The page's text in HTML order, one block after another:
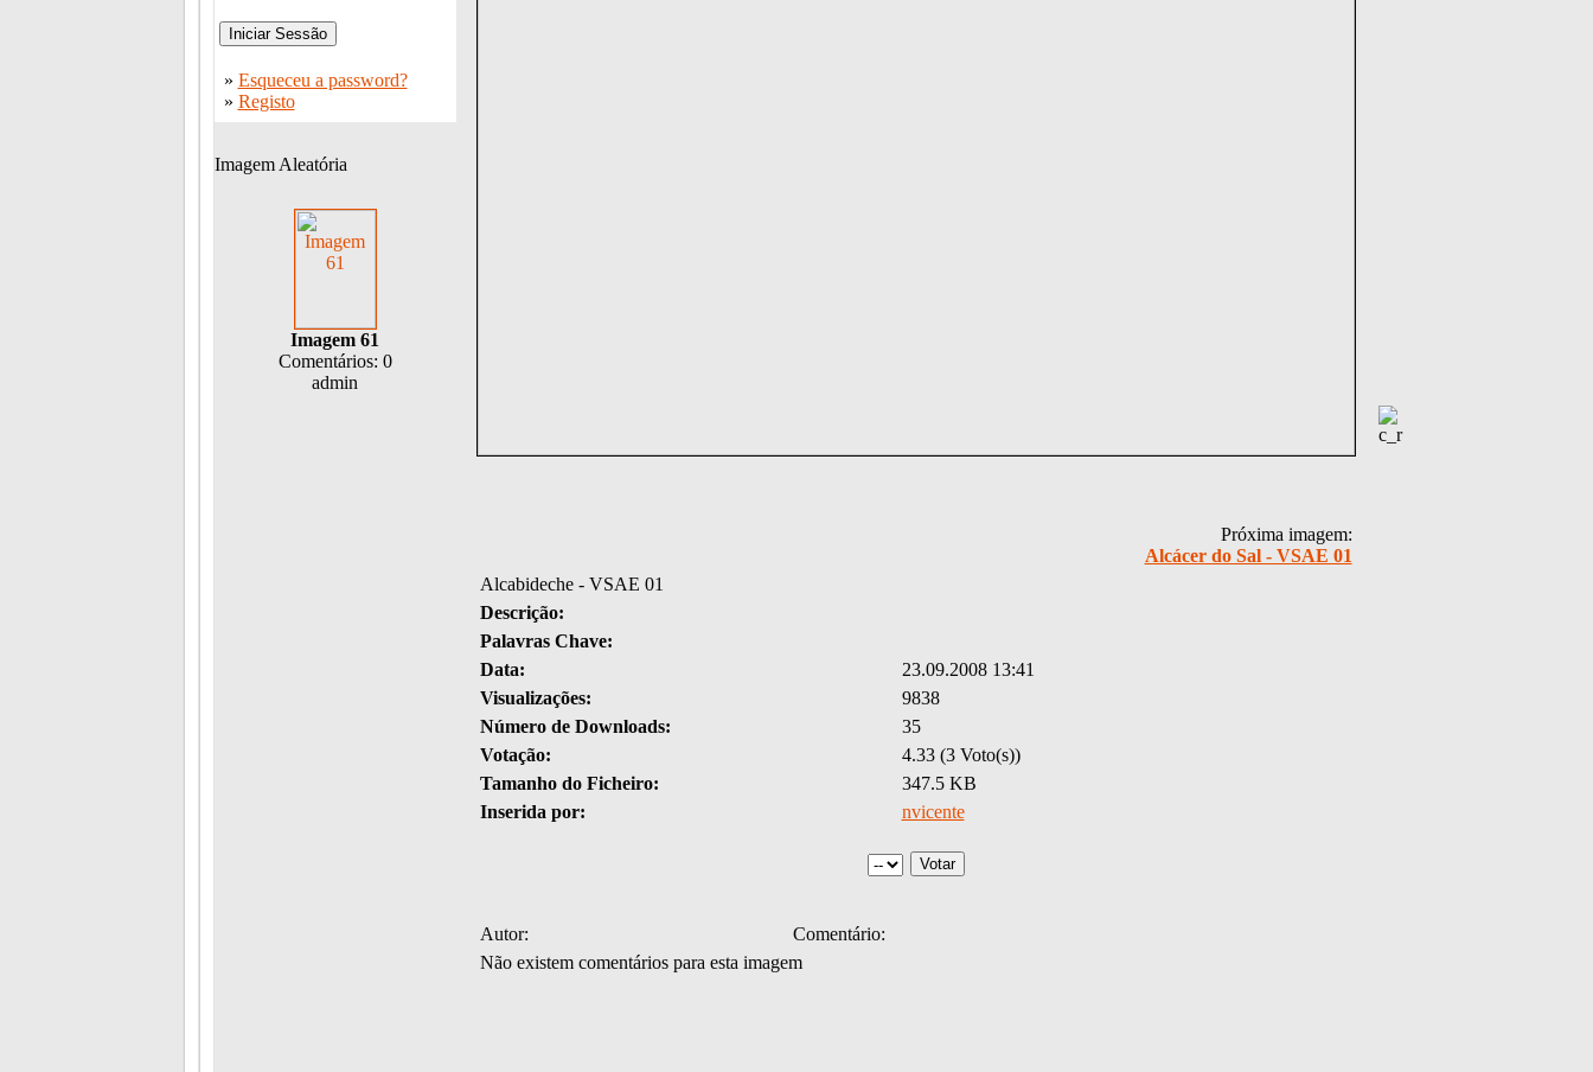
» Esqueceu a password?
» Registo
Imagem Aleatória
Imagem 61
Comentários: 0
admin
Próxima imagem:
Alcácer do Sal - VSAE 01
Alcabideche - VSAE 01
Descrição:
Palavras Chave:
Data:
23.09.2008 13:41
Visualizações:
9838
Número de Downloads:
35
Votação:
4.33 (3 Voto(s))
Tamanho do Ficheiro:
347.5 KB
Inserida por:
nvicente
Autor:
Comentário:
Não existem comentários para esta imagem